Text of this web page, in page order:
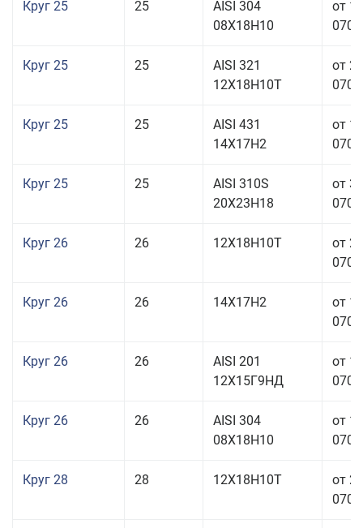
Круг 25 25
AISI 304
08Х18Н10
от
Круг 25 25
AISI 321
12Х18Н10Т
от
Круг 25 25
AISI 431
14Х17Н2
от
Круг 25 25
AISI 310S
20Х23Н18
от
Круг 26 26 12Х18Н10Т
от
Круг 26 26 14Х17Н2
от
Круг 26 26
AISI 201
12Х15Г9НД
от
Круг 26 26
AISI 304
08Х18Н10
от
Круг 28 28 12Х18Н10Т
от